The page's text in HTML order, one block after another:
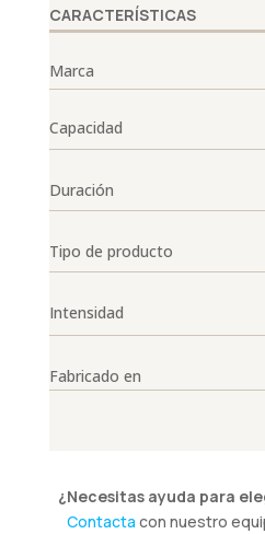
CARACTERÍSTICAS
Marca
Capacidad
Duración
Tipo de producto
Intensidad
Fabricado en
¿Necesitas ayuda para
Contacta con nuestro